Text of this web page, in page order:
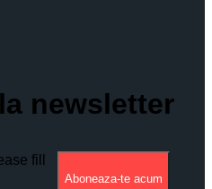
newsletter
fill
Aboneaza-te acum